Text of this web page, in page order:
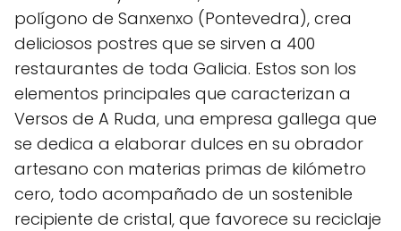
polígono de Sanxenxo (Pontevedra), crea
deliciosos postres que se sirven a 400
restaurantes de toda Galicia. Estos son los
elementos principales que caracterizan a
Versos de A Ruda, una empresa gallega que
se dedica a elaborar dulces en su obrador
artesano con materias primas de kilómetro
cero, todo acompañado de un sostenible
recipiente de cristal, que favorece su reciclaje